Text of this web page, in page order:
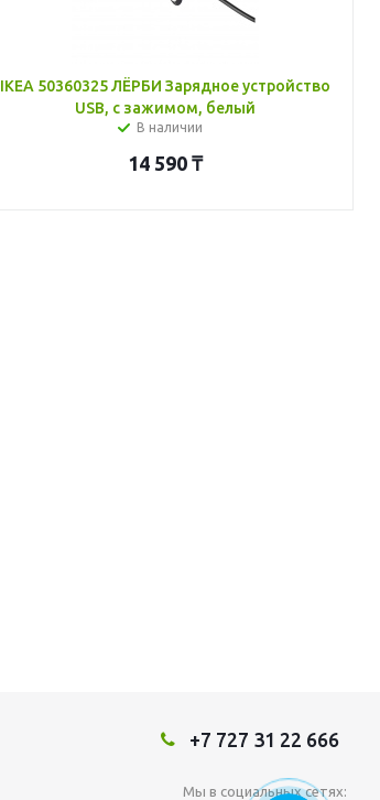
IKEA 50360325 ЛЁРБИ Зарядное устройство
USB, с зажимом, белый
В наличии
14 590 ₸
+7 727 31 22 666
Мы в социальных сетях: